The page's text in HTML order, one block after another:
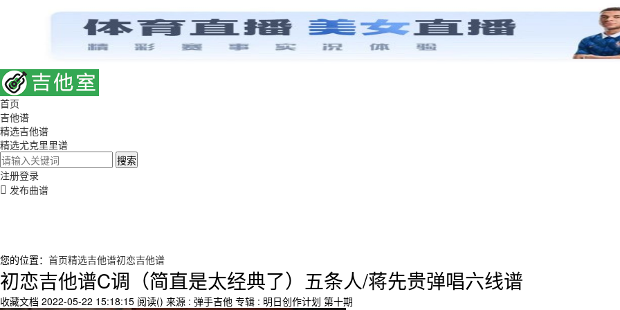
首页
吉他谱
精选吉他谱
精选尤克里里谱
搜索
注册登录
发布曲谱
您的位置： 首页精选吉他谱初恋吉他谱
初恋吉他谱C调（简直是太经典了）五条人/蒋先贵弹唱六线谱
收藏文档 2022-05-22 15:18:15 阅读() 来源 : 弹手吉他 专辑 : 明日创作计划 第十期